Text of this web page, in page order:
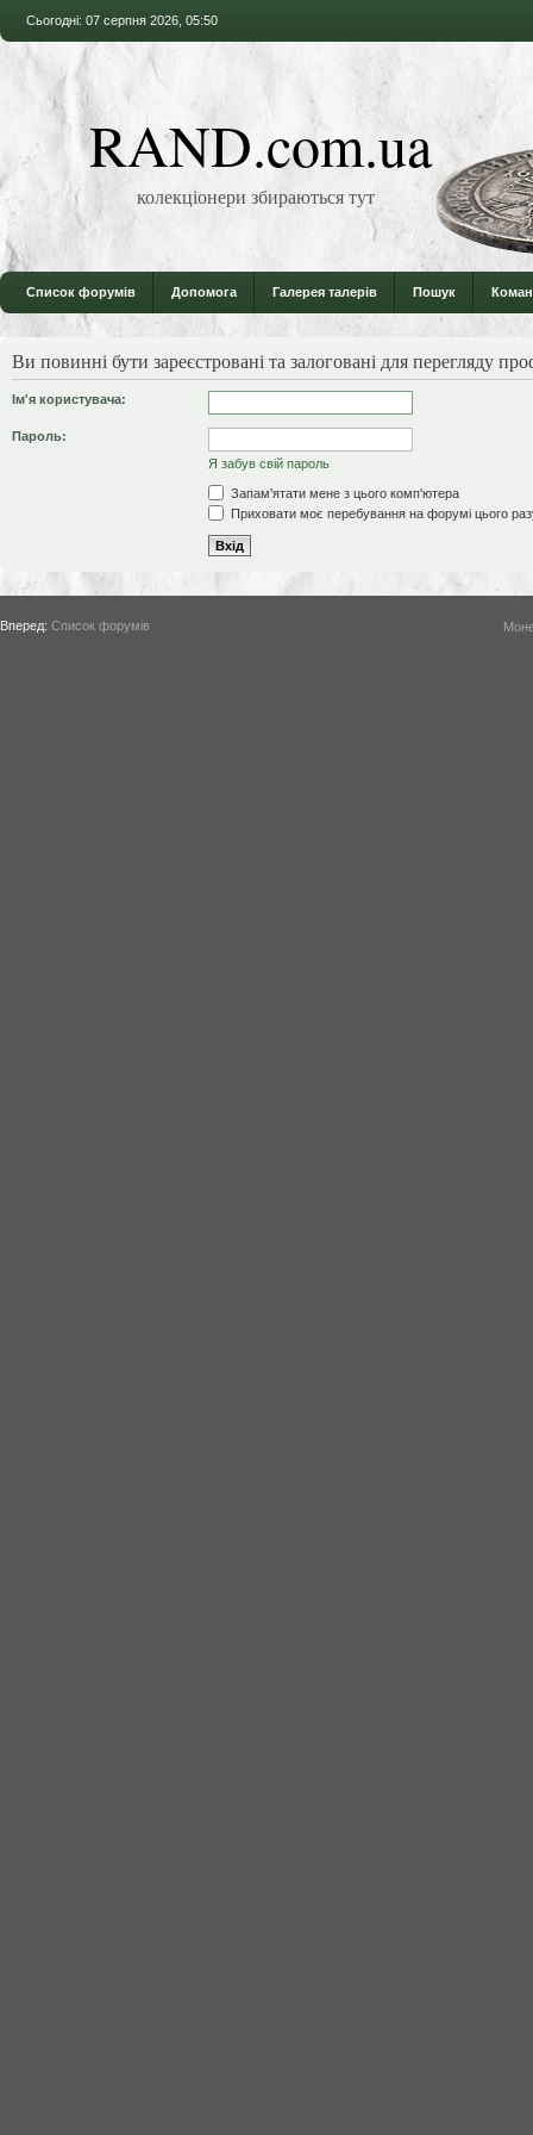
Сьогодні: 07 серпня 2026, 05:50
RAND.com.ua
колекціонери збираються тут
Список форумів Допомога Галерея талерів Пошук
Ви повинні бути зареєстровані та залоговані для перегляду
Ім'я користувача:
Пароль:
Я забув свій пароль
Запам'ятати мене з цього комп'ютера
Приховати моє перебування на форумі цього
Вперед: Список форумів